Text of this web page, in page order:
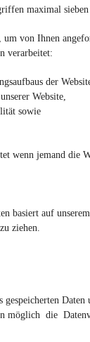
maximal sieben
von Ihnen
verarbeitet:
der
Website,
sowie
wenn jemand die
basiert auf
ziehen.
möglich die